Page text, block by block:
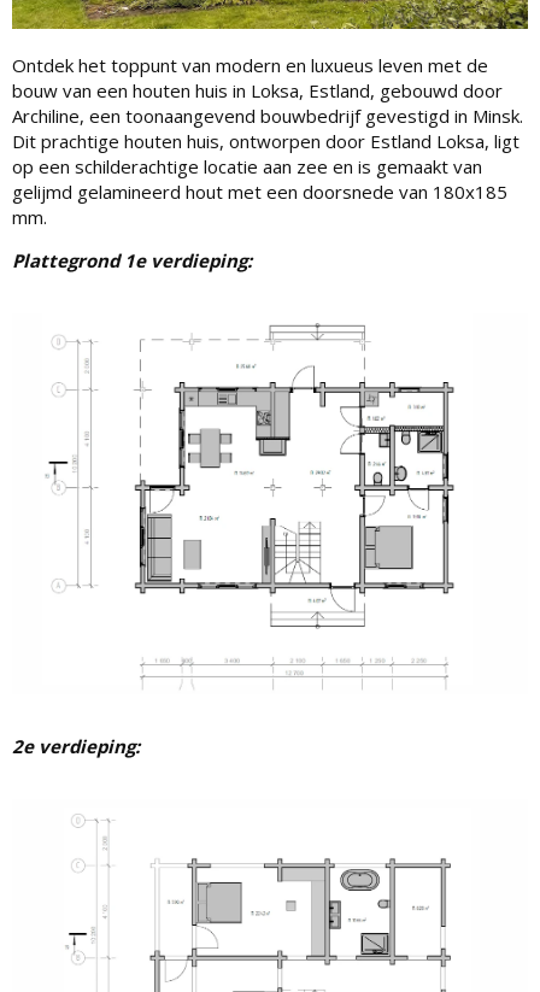
Ontdek het toppunt van modern en luxueus leven met de
bouw van een houten huis in Loksa, Estland, gebouwd door
Archiline, een toonaangevend bouwbedrijf gevestigd in Minsk.
Dit prachtige houten huis, ontworpen door Estland Loksa, ligt
op een schilderachtige locatie aan zee en is gemaakt van
gelijmd gelamineerd hout met een doorsnede van 180x185
mm.
Plattegrond 1e verdieping:
2e verdieping: